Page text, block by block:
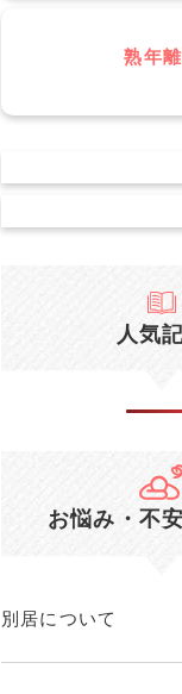
熟年
人気
お悩み・不
別居について